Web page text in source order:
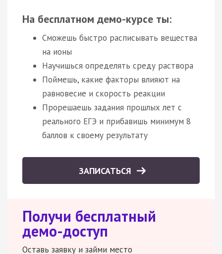
На бесплатном демо-курсе ты:
Сможешь быстро расписывать вещества
на ионы
Научишься определять среду раствора
Поймешь, какие факторы влияют на
равновесие и скорость реакции
Прорешаешь задания прошлых лет с
реального ЕГЭ и прибавишь минимум 8
баллов к своему результату
ЗАПИСАТЬСЯ
Получи бесплатный
демо-доступ
Оставь заявку и займи место